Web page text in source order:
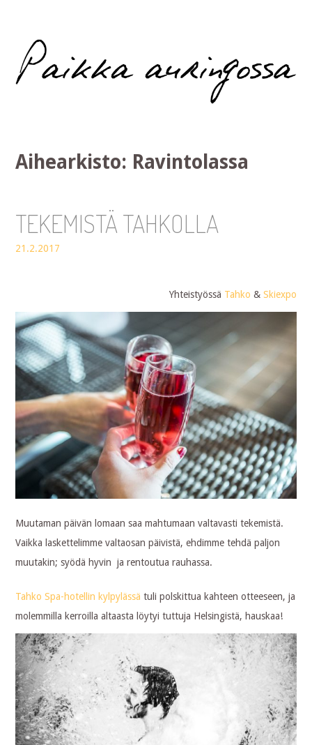
Paikka auringossa
Aihearkisto: Ravintolassa
TEKEMISTÄ TAHKOLLA
21.2.2017
Yhteistyössä Tahko & Skiexpo
Muutaman päivän lomaan saa mahtumaan valtavasti tekemistä.
Vaikka laskettelimme valtaosan päivistä, ehdimme tehdä paljon
muutakin; syödä hyvin ja rentoutua rauhassa.
Tahko Spa-hotellin kylpylässä tuli polskittua kahteen otteeseen, ja
molemmilla kerroilla altaasta löytyi tuttuja Helsingistä, hauskaa!